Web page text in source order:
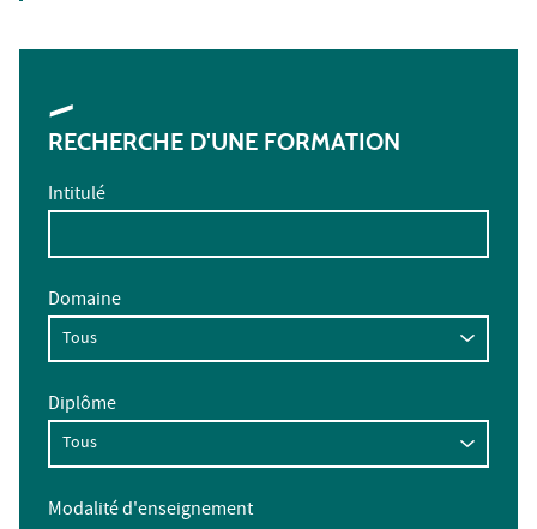
RECHERCHE D'UNE FORMATION
Intitulé
Domaine
Diplôme
Modalité d'enseignement